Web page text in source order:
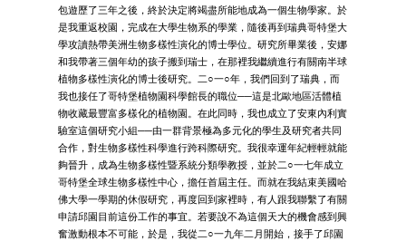
包遊歷了三年之後，終於決定將竭盡所能地成為一個生物學家。於
是我重返校園，完成在大學生物系的學業，隨後再到瑞典哥特堡大
學攻讀熱帶美洲生物多樣性演化的博士學位。研究所畢業後，安娜
和我帶著三個年幼的孩子搬到瑞士，在那裡我繼續進行有關南半球
植物多樣性演化的博士後研究。二○一○年，我們回到了瑞典，而
我也接任了哥特堡植物園科學館長的職位──這是北歐地區活體植
物收藏最豐富多樣化的植物園。在此同時，我也成立了安東內利實
驗室這個研究小組──由一群背景極為多元化的學生及研究者共同
合作，對生物多樣性科學進行跨科際研究。我很幸運年紀輕輕就能
夠晉升，成為生物多樣性暨系統分類學教授，並於二○一七年成立
哥特堡全球生物多樣性中心，擔任首屆主任。而就在我結束美國哈
佛大學一學期的休假研究，再度回到家裡時，有人跟我聯繫了有關
申請邱園目前這份工作的事宜。若要說不為這個天大的機會感到興
奮激動根本不可能，於是，我從二○一九年二月開始，接手了邱園